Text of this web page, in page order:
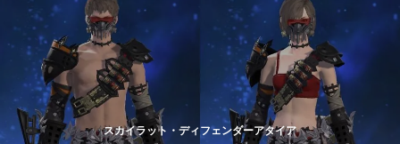
スカイラット・ディフェンダーアタイア